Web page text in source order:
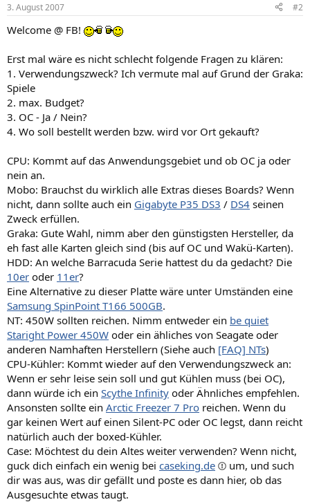
3. August 2007 #2
Welcome @ FB!
Erst mal wäre es nicht schlecht folgende Fragen zu klären:
1. Verwendungszweck? Ich vermute mal auf Grund der Graka:
Spiele
2. max. Budget?
3. OC - Ja / Nein?
4. Wo soll bestellt werden bzw. wird vor Ort gekauft?
CPU: Kommt auf das Anwendungsgebiet und ob OC ja oder
nein an.
Mobo: Brauchst du wirklich alle Extras dieses Boards? Wenn
nicht, dann sollte auch ein Gigabyte P35 DS3 / DS4 seinen
Zweck erfüllen.
Graka: Gute Wahl, nimm aber den günstigsten Hersteller, da
eh fast alle Karten gleich sind (bis auf OC und Wakü-Karten).
HDD: An welche Barracuda Serie hattest du da gedacht? Die
10er oder 11er?
Eine Alternative zu dieser Platte wäre unter Umständen eine
Samsung SpinPoint T166 500GB.
NT: 450W sollten reichen. Nimm entweder ein be quiet
Staright Power 450W oder ein ähliches von Seagate oder
anderen Namhaften Herstellern (Siehe auch [FAQ] NTs)
CPU-Kühler: Kommt wieder auf den Verwendungszweck an:
Wenn er sehr leise sein soll und gut Kühlen muss (bei OC),
dann würde ich ein Scythe Infinity oder Ähnliches empfehlen.
Ansonsten sollte ein Arctic Freezer 7 Pro reichen. Wenn du
gar keinen Wert auf einen Silent-PC oder OC legst, dann reicht
natürlich auch der boxed-Kühler.
Case: Möchtest du dein Altes weiter verwenden? Wenn nicht,
guck dich einfach ein wenig bei caseking.de
um, und such
dir was aus, was dir gefällt und poste es dann hier, ob das
Ausgesuchte etwas taugt.